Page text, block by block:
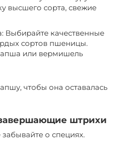
высшего сорта, свежие
Выбирайте качественные
сортов пшеницы.
или вермишель
чтобы она оставалась
штрихи
о специях.